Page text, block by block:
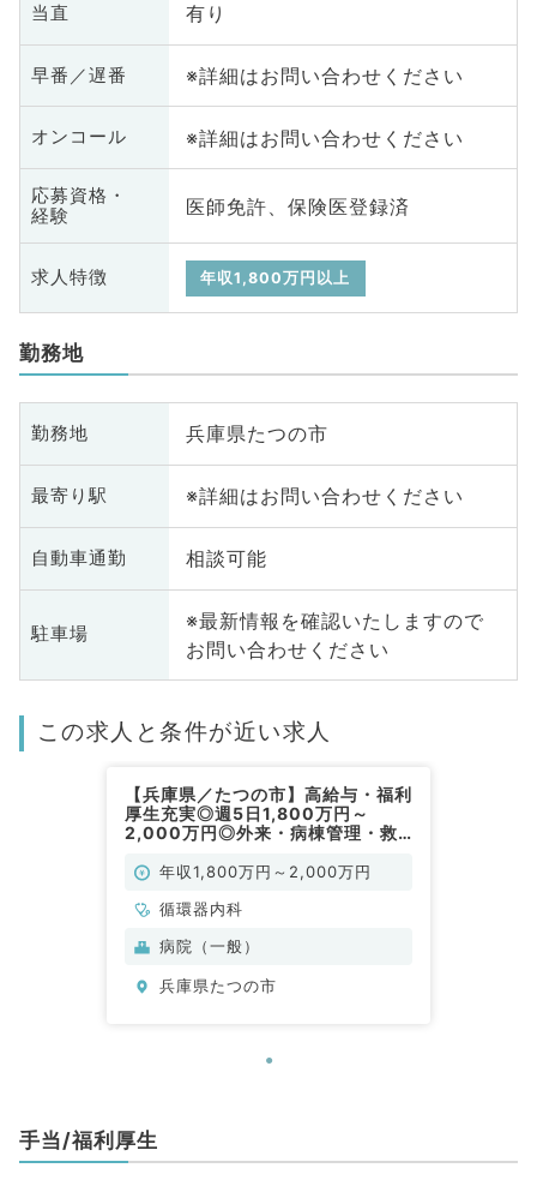
当直 有り
早番／遅番 ※詳細はお問い合わせください
オンコール ※詳細はお問い合わせください
応募資格・
経験
医師免許、保険医登録済
求人特徴 年収1,800万円以上
勤務地
勤務地 兵庫県たつの市
最寄り駅 ※詳細はお問い合わせください
自動車通勤 相談可能
駐車場
※最新情報を確認いたしますので
お問い合わせください
この求人と条件が近い求人
【兵庫県／たつの市】高給与・福利
厚生充実◎週5日1,800万円～
2,000万円◎外来・病棟管理・救
常勤）年収1,800万円～2,000万円
循環器内科
病院（一般）
兵庫県たつの市
手当/福利厚生